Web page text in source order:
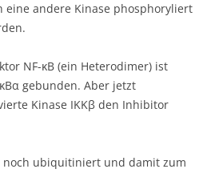
andere Kinase phosphoryliert
NF-κB (ein Heterodimer) ist
gebunden. Aber jetzt
Kinase IKKβ den Inhibitor
ubiquitiniert und damit zum